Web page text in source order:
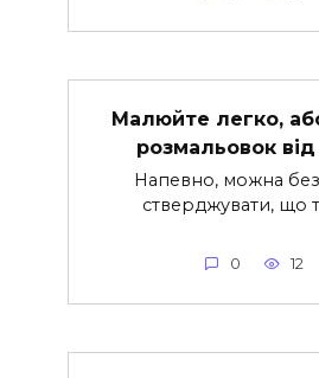
Малюйте легко,
розмальовок
Напевно, можна без
стверджувати, що
0 12